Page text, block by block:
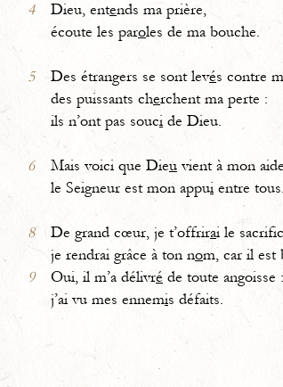
4
Dieu, entends ma prière,
écoute les paroles de ma bouche.
5 Des étrangers se sont levés contre
des puissants cherchent ma perte :
ils n’ont pas souci de Dieu.
6 Mais voici que Dieu vient à mon
le Seigneur est mon appui entre tous.
8 De grand cœur, je t’offrirai le
je rendrai grâce à ton nom, car il est
9
Oui, il m’a délivré de toute angoisse :
j’ai vu mes ennemis défaits.